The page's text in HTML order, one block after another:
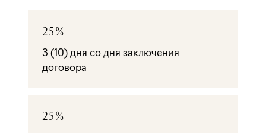
25%
3 (10) дня со дня заключения
договора
25%